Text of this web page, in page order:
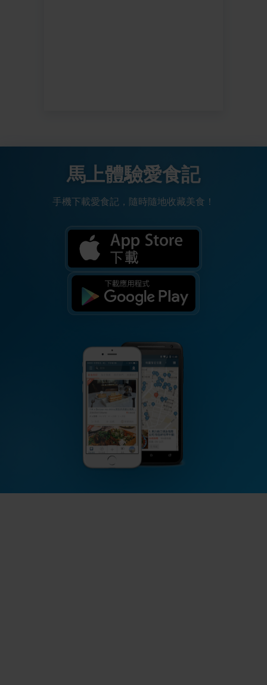
馬上體驗愛食記
手機下載愛食記，隨時隨地收藏美食！